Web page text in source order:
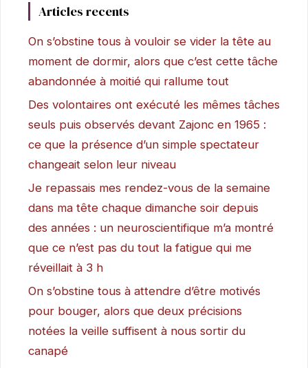
Articles recents
On s’obstine tous à vouloir se vider la tête au
moment de dormir, alors que c’est cette tâche
abandonnée à moitié qui rallume tout
Des volontaires ont exécuté les mêmes tâches
seuls puis observés devant Zajonc en 1965 :
ce que la présence d’un simple spectateur
changeait selon leur niveau
Je repassais mes rendez-vous de la semaine
dans ma tête chaque dimanche soir depuis
des années : un neuroscientifique m’a montré
que ce n’est pas du tout la fatigue qui me
réveillait à 3 h
On s’obstine tous à attendre d’être motivés
pour bouger, alors que deux précisions
notées la veille suffisent à nous sortir du
canapé